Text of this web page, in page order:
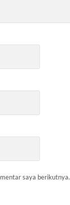
saya berikutnya.